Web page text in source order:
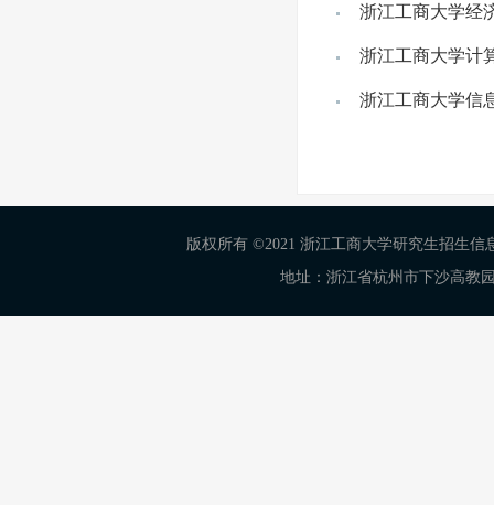
浙江工商大学经
浙江工商大学计
浙江工商大学信
版权所有 ©2021 浙江工商大学研究生招生信
地址：浙江省杭州市下沙高教